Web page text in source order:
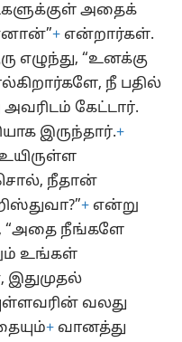
அதைக்
+ என்றார்கள்.
எழுந்து, “உனக்கு
நீ பதில்
கேட்டார்.
இருந்தார்.+
நீதான்
+ என்று
“அதை நீங்களே
உங்கள்
இதுமுதல்
வலது
+ வானத்து